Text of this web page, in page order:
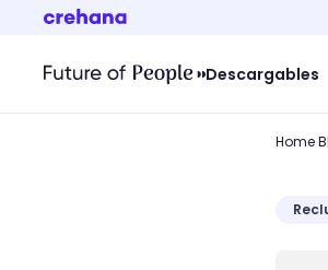
Descargables
Home